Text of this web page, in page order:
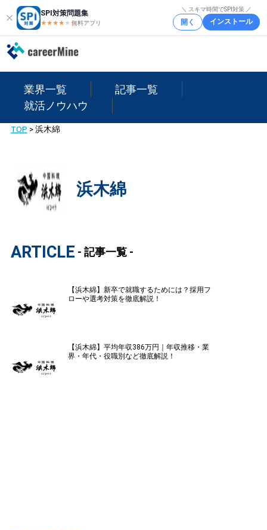
SPI対策問題集
★★★★ ★★
無料アプリ
＼ スキマ時間でSPI対策 ／
開く インストール
業界一覧
記事一覧
就活ノウハウ
TOP >浜木綿
浜木綿
ARTICLE - 記事一覧 -
【浜木綿】新卒で就職するためには？採用フ
ローや選考対策を徹底解説！
【浜木綿】平均年収386万円｜年収推移・業
界・年代・役職別など徹底解説！